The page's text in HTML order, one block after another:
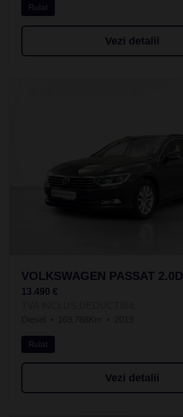
Rulat
Vezi detalii
VOLKSWAGEN PASSAT 2.0D
13.490 €
Rulat
Vezi detalii